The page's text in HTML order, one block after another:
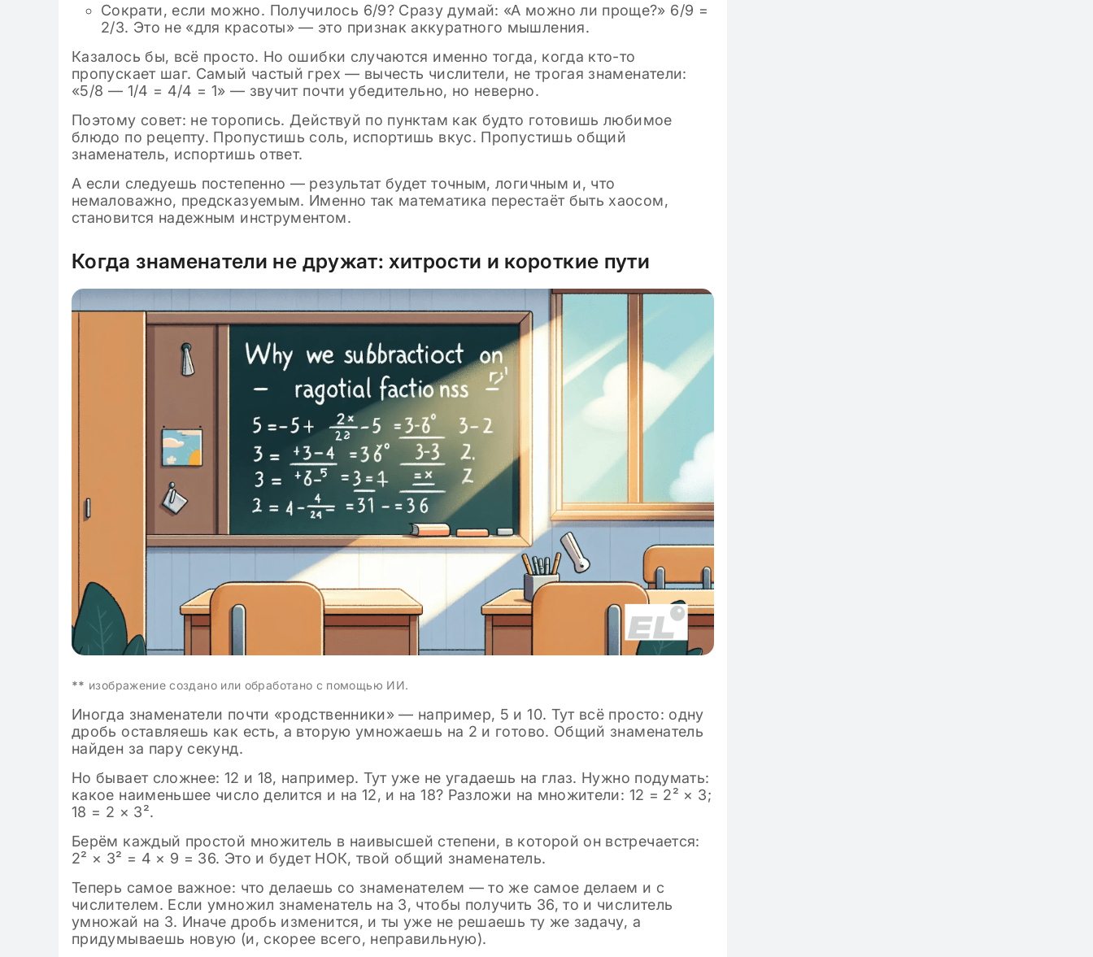
Сократи, если можно. Получилось 6/9? Сразу думай: «А можно ли проще?» 6/9 =
2/3. Это не «для красоты» — это признак аккуратного мышления.
Казалось бы, всё просто. Но ошибки случаются именно тогда, когда кто-то
пропускает шаг. Самый частый грех — вычесть числители, не трогая знаменатели:
«5/8 — 1/4 = 4/4 = 1» — звучит почти убедительно, но неверно.
Поэтому совет: не торопись. Действуй по пунктам как будто готовишь любимое
блюдо по рецепту. Пропустишь соль, испортишь вкус. Пропустишь общий
знаменатель, испортишь ответ.
А если следуешь постепенно — результат будет точным, логичным и, что
немаловажно, предсказуемым. Именно так математика перестаёт быть хаосом,
становится надежным инструментом.
Когда знаменатели не дружат: хитрости и короткие пути
** изображение создано или обработано с помощью ИИ.
Иногда знаменатели почти «родственники» — например, 5 и 10. Тут всё просто: одну
дробь оставляешь как есть, а вторую умножаешь на 2 и готово. Общий знаменатель
найден за пару секунд.
Но бывает сложнее: 12 и 18, например. Тут уже не угадаешь на глаз. Нужно подумать:
какое наименьшее число делится и на 12, и на 18? Разложи на множители: 12 = 2² × 3;
18 = 2 × 3².
Берём каждый простой множитель в наивысшей степени, в которой он встречается:
2² × 3² = 4 × 9 = 36. Это и будет НОК, твой общий знаменатель.
Теперь самое важное: что делаешь со знаменателем — то же самое делаем и с
числителем. Если умножил знаменатель на 3, чтобы получить 36, то и числитель
умножай на 3. Иначе дробь изменится, и ты уже не решаешь ту же задачу, а
придумываешь новую (и, скорее всего, неправильную).